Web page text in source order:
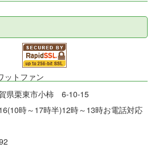
ットファン
県栗東市小柿 6-10-15
時～17時半)12時～13時お電話対応